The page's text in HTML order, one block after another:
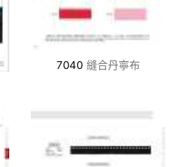
7040 縫合丹寧布